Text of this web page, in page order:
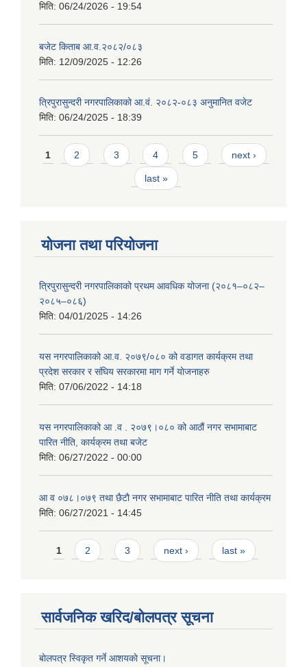
मिति: 06/24/2026 - 19:54
बजेट किताब आ.व.२०८२/०८३
मिति: 12/09/2025 - 12:26
त्रिपुरासुन्दरी नगरपालिकाको आ.वं. २०८२-०८३ अनुमानित वजेट
मिति: 06/24/2025 - 18:39
Pages
1 2 3 4 5 next ›
last »
योजना तथा परियोजना
त्रिपुरासुन्दरी नगरपालिकाको प्रथम आवधिक योजना (२०८१–०८२–
२०८५–०८६)
मिति: 04/01/2025 - 14:26
यस नगरपालिकाको आ.व. २०७९/०८० को वडागत कार्यक्रम तथा
प्रदेश सरकार र संघिय सरकारमा माग गर्ने याेजनाहरु
मिति: 07/06/2022 - 14:18
यस नगरपालिकाको आ‍ .व . २०७९।०८० को आठौं नगर सभामाबाट
पारित नीति, कार्यक्रम तथा बजेट
मिति: 06/27/2022 - 00:00
आ‍ व ०७८।०७९ तथा छैटाै नगर सभामाबाट पारित नीति तथा कार्यक्रम
मिति: 06/27/2021 - 14:45
Pages
1 2 3 next › last »
सार्वजनिक खरिद/बोलपत्र सूचना
बाेलपत्र स्विकृत गर्ने आशयकाे सूचना।